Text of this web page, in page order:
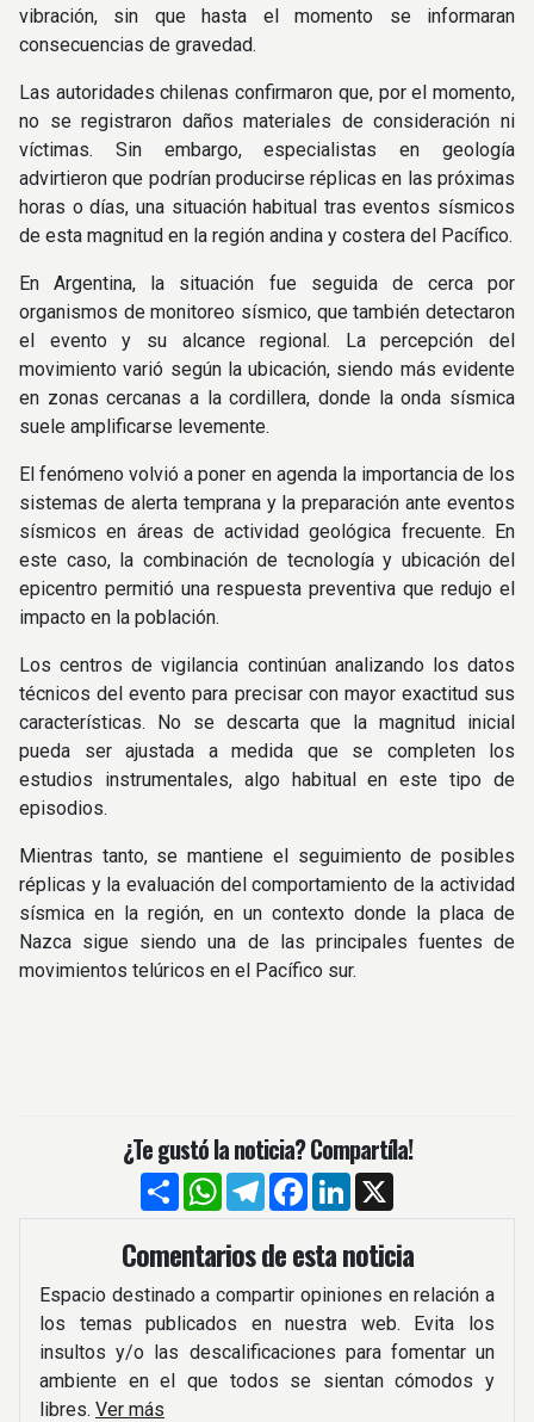
vibración, sin que hasta el momento se informaran
consecuencias de gravedad.
Las autoridades chilenas confirmaron que, por el momento,
no se registraron daños materiales de consideración ni
víctimas. Sin embargo, especialistas en geología
advirtieron que podrían producirse réplicas en las próximas
horas o días, una situación habitual tras eventos sísmicos
de esta magnitud en la región andina y costera del Pacífico.
En Argentina, la situación fue seguida de cerca por
organismos de monitoreo sísmico, que también detectaron
el evento y su alcance regional. La percepción del
movimiento varió según la ubicación, siendo más evidente
en zonas cercanas a la cordillera, donde la onda sísmica
suele amplificarse levemente.
El fenómeno volvió a poner en agenda la importancia de los
sistemas de alerta temprana y la preparación ante eventos
sísmicos en áreas de actividad geológica frecuente. En
este caso, la combinación de tecnología y ubicación del
epicentro permitió una respuesta preventiva que redujo el
impacto en la población.
Los centros de vigilancia continúan analizando los datos
técnicos del evento para precisar con mayor exactitud sus
características. No se descarta que la magnitud inicial
pueda ser ajustada a medida que se completen los
estudios instrumentales, algo habitual en este tipo de
episodios.
Mientras tanto, se mantiene el seguimiento de posibles
réplicas y la evaluación del comportamiento de la actividad
sísmica en la región, en un contexto donde la placa de
Nazca sigue siendo una de las principales fuentes de
movimientos telúricos en el Pacífico sur.
¿Te gustó la noticia? Compartíla!
CompartirWhatsApp
TelegramFacebook
LinkedIn
Comentarios de esta noticia
Espacio destinado a compartir opiniones en relación a
los temas publicados en nuestra web. Evita los
insultos y/o las descalificaciones para fomentar un
ambiente en el que todos se sientan cómodos y
libres. Ver más